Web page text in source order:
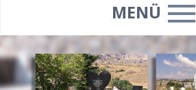
MENÜ